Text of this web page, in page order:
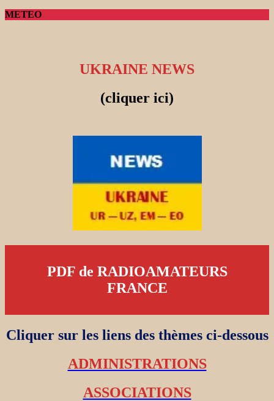
METEO
UKRAINE NEWS
(cliquer ici)
PDF de RADIOAMATEURS
FRANCE
Cliquer sur les liens des thèmes ci-dessous
ADMINISTRATIONS
ASSOCIATIONS